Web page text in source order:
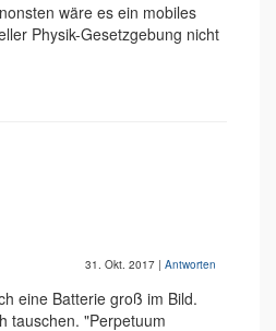
wäre es ein mobiles
Physik-Gesetzgebung nicht
31. Okt. 2017 | Antworten
eine Batterie groß im Bild.
tauschen. "Perpetuum